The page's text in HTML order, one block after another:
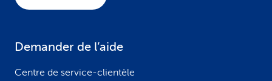
Demander de l’aide
Centre de service-clientèle